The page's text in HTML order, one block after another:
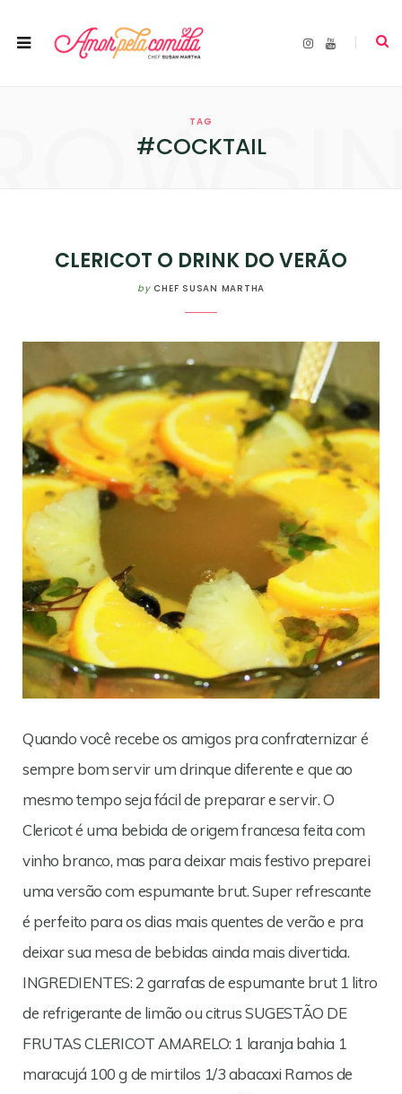
I
Y
TAG
#COCKTAIL
CLERICOT O DRINK DO VERÃO
by CHEF SUSAN MARTHA
Quando você recebe os amigos pra confraternizar é
sempre bom servir um drinque diferente e que ao
mesmo tempo seja fácil de preparar e servir. O
Clericot é uma bebida de origem francesa feita com
vinho branco, mas para deixar mais festivo preparei
uma versão com espumante brut. Super refrescante
é perfeito para os dias mais quentes de verão e pra
deixar sua mesa de bebidas ainda mais divertida.
INGREDIENTES: 2 garrafas de espumante brut 1 litro
de refrigerante de limão ou citrus SUGESTÃO DE
FRUTAS CLERICOT AMARELO: 1 laranja bahia 1
maracujá 100 g de mirtilos 1/3 abacaxi Ramos de